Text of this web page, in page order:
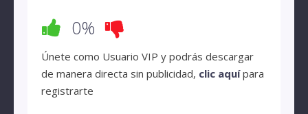
0%
Únete como Usuario VIP y podrás descargar
de manera directa sin publicidad, clic aquípara
registrarte